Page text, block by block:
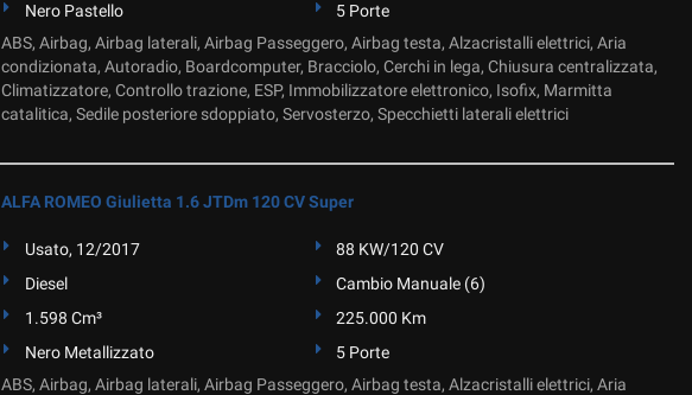
Nero Pastello
5 Porte
ABS, Airbag, Airbag laterali, Airbag Passeggero, Airbag testa, Alzacristalli elettrici, Aria
condizionata, Autoradio, Boardcomputer, Bracciolo, Cerchi in lega, Chiusura centralizzata,
Climatizzatore, Controllo trazione, ESP, Immobilizzatore elettronico, Isofix, Marmitta
catalitica, Sedile posteriore sdoppiato, Servosterzo, Specchietti laterali elettrici
ALFA ROMEO Giulietta 1.6 JTDm 120 CV Super
Usato, 12/2017
88 KW/120 CV
Diesel
Cambio Manuale (6)
1.598 Cm³
225.000 Km
Nero Metallizzato
5 Porte
ABS, Airbag, Airbag laterali, Airbag Passeggero, Airbag testa, Alzacristalli elettrici, Aria